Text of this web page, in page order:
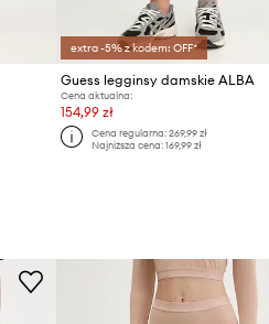
extra -5% z kodem: OFF*
Guess legginsy damskie ALBA
Cena aktualna:
154,99 zł
Cena regularna: 269,99 zł
Najniższa cena: 169,99 zł